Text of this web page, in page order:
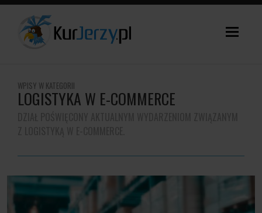
WPISY W KATEGORII
LOGISTYKA W E-COMMERCE